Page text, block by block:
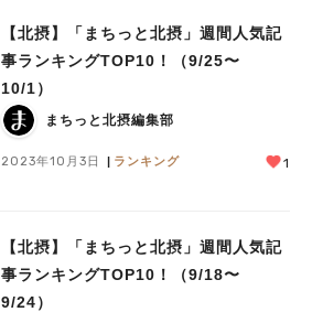
【北摂】「まちっと北摂」週間人気記
事ランキングTOP10！（9/25〜
10/1）
まちっと北摂編集部
2023年10月3日 ランキング 1
【北摂】「まちっと北摂」週間人気記
事ランキングTOP10！（9/18〜
9/24）